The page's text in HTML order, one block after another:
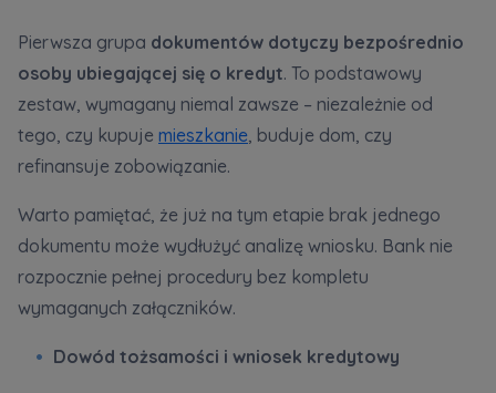
Pierwsza grupa dokumentów dotyczy bezpośrednio
osoby ubiegającej się o kredyt. To podstawowy
zestaw, wymagany niemal zawsze – niezależnie od
tego, czy kupuje mieszkanie, buduje dom, czy
refinansuje zobowiązanie.
Warto pamiętać, że już na tym etapie brak jednego
dokumentu może wydłużyć analizę wniosku. Bank nie
rozpocznie pełnej procedury bez kompletu
wymaganych załączników.
Dowód tożsamości i wniosek kredytowy